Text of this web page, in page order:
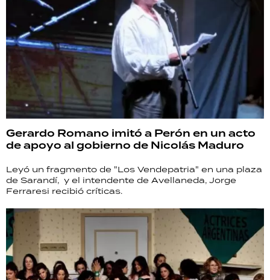
Gerardo Romano imitó a Perón en un acto
de apoyo al gobierno de Nicolás Maduro
Leyó un fragmento de "Los Vendepatria" en una plaza
de Sarandí, y el intendente de Avellaneda, Jorge
Ferraresi recibió críticas.